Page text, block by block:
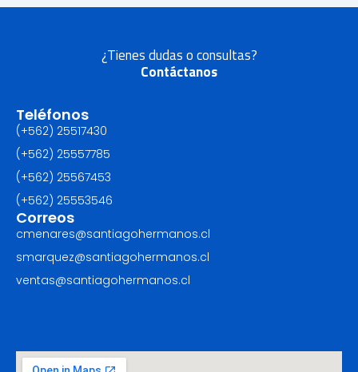
¿Tienes dudas o consultas?
Contáctanos
Teléfonos
(+562) 25517430‬
(+562) 25557785
(+562) 25567453‬
(+562) ‪25553546
Correos
cmenares@santiagohermanos.cl
smarquez@santiagohermanos.cl
ventas@santiagohermanos.cl